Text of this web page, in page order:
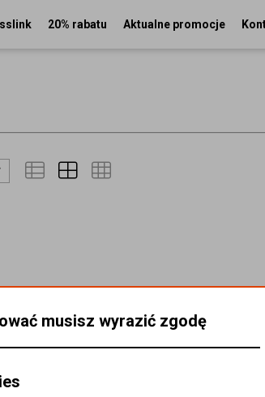
20% rabatu Aktualne promocje
musisz wyrazić zgodę